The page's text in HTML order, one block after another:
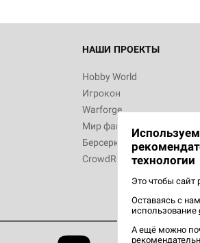
НАШИ ПРОЕКТЫ
Hobby World
Игрокон
Warforge
Мир фантастики
Берсерк
CrowdRepublicтехнологии
Это чтобы сайт
Оставаясь с
использование
А ещё можно